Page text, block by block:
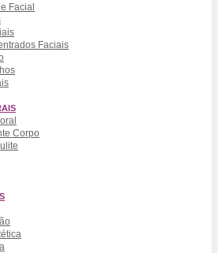
Facial
Faciais
Corpo